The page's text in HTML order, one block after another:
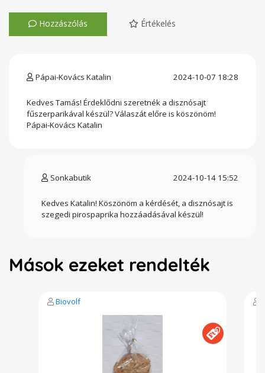
Hozzászólás Értékelés
Pápai-Kovács Katalin 2024-10-07 18:28
Kedves Tamás! Érdeklődni szeretnék a disznósajt
fűszerparikával készül? Válaszát előre is köszönöm!
Pápai-Kovács Katalin
Sonkabutik 2024-10-14 15:52
Kedves Katalin! Köszönöm a kérdését, a disznósajt is
szegedi pirospaprika hozzáadásával készül!
Mások ezeket rendelték
Biovolf